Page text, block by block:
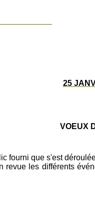
25
VOEUX
fourni que s'est
les différents